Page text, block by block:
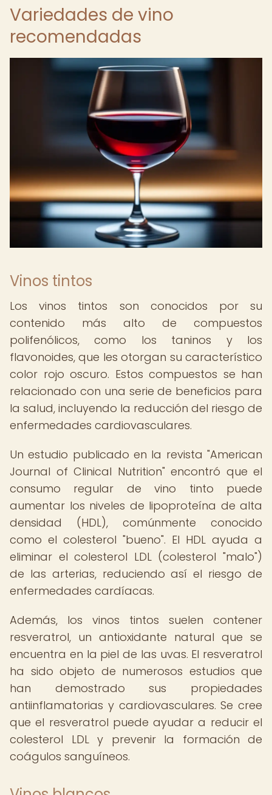
Variedades de vino
recomendadas
Vinos tintos
Los vinos tintos son conocidos por su
contenido más alto de compuestos
polifenólicos, como los taninos y los
flavonoides, que les otorgan su característico
color rojo oscuro. Estos compuestos se han
relacionado con una serie de beneficios para
la salud, incluyendo la reducción del riesgo de
enfermedades cardiovasculares.
Un estudio publicado en la revista "American
Journal of Clinical Nutrition" encontró que el
consumo regular de vino tinto puede
aumentar los niveles de lipoproteína de alta
densidad (HDL), comúnmente conocido
como el colesterol "bueno". El HDL ayuda a
eliminar el colesterol LDL (colesterol "malo")
de las arterias, reduciendo así el riesgo de
enfermedades cardíacas.
Además, los vinos tintos suelen contener
resveratrol, un antioxidante natural que se
encuentra en la piel de las uvas. El resveratrol
ha sido objeto de numerosos estudios que
han demostrado sus propiedades
antiinflamatorias y cardiovasculares. Se cree
que el resveratrol puede ayudar a reducir el
colesterol LDL y prevenir la formación de
coágulos sanguíneos.